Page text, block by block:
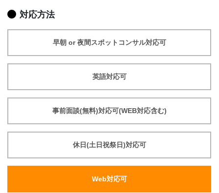
対応方法
早朝 or 夜間スポットコンサル対応可
英語対応可
事前面談(無料)対応可(WEB対応含む)
休日(土日祝祭日)対応可
Web対応可